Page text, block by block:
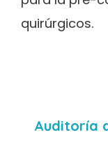
quirúrgicos.
Auditoría